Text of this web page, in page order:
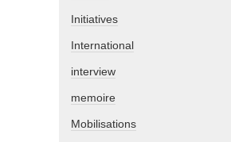
Initiatives
International
interview
memoire
Mobilisations